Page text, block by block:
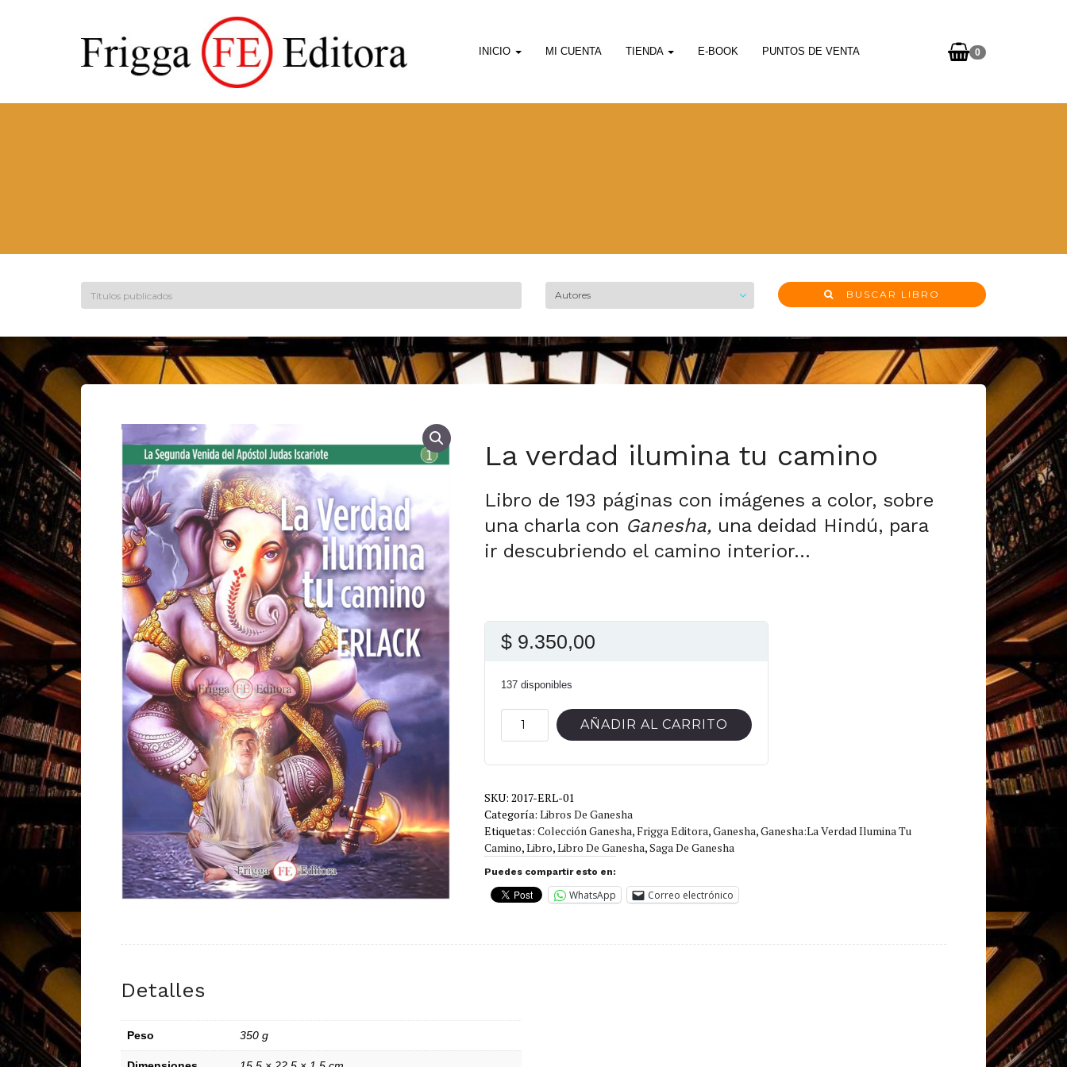
0
INICIO MI CUENTA TIENDA E-BOOK PUNTOS DE VENTA
BUSCAR LIBRO
La verdad ilumina tu camino
Libro de 193 páginas con imágenes a color, sobre
una charla con Ganesha, una deidad Hindú, para
ir descubriendo el camino interior…
$9.350,00
137 disponibles
camino
cantidad
AÑADIR AL CARRITO
SKU: 2017-ERL-01
Categoría: Libros De Ganesha
Etiquetas: Colección Ganesha,Frigga Editora,Ganesha,Ganesha:La Verdad Ilumina Tu
Camino,Libro,Libro De Ganesha,Saga De Ganesha
Puedes compartir esto en:
WhatsApp Correo electrónico
Detalles
Peso 350 g